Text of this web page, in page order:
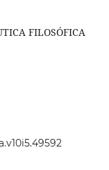
FILOSÓFICA